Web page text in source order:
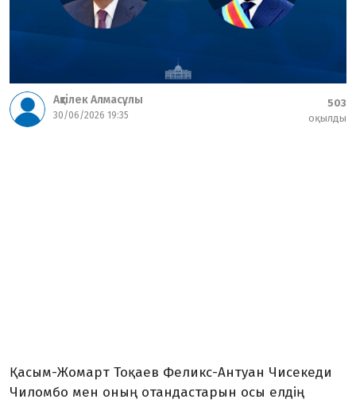
Ақтілек Алмасұлы
30/06/2026 19:35
503
оқылды
Қасым-Жомарт Тоқаев Феликс-Антуан Чисекеди
Чиломбо мен оның отандастарын осы елдің